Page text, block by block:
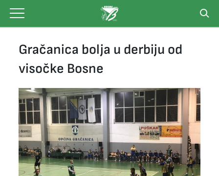
content
Gračanica bolja u derbiju od
visočke Bosne